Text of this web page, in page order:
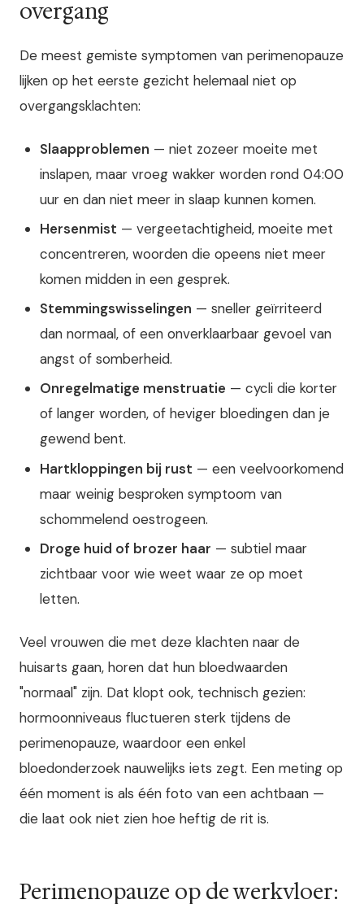
overgang
De meest gemiste symptomen van perimenopauze
lijken op het eerste gezicht helemaal niet op
overgangsklachten:
Slaapproblemen — niet zozeer moeite met
inslapen, maar vroeg wakker worden rond 04:00
uur en dan niet meer in slaap kunnen komen.
Hersenmist — vergeetachtigheid, moeite met
concentreren, woorden die opeens niet meer
komen midden in een gesprek.
Stemmingswisselingen — sneller geïrriteerd
dan normaal, of een onverklaarbaar gevoel van
angst of somberheid.
Onregelmatige menstruatie — cycli die korter
of langer worden, of heviger bloedingen dan je
gewend bent.
Hartkloppingen bij rust — een veelvoorkomend
maar weinig besproken symptoom van
schommelend oestrogeen.
Droge huid of brozer haar — subtiel maar
zichtbaar voor wie weet waar ze op moet
letten.
Veel vrouwen die met deze klachten naar de
huisarts gaan, horen dat hun bloedwaarden
"normaal" zijn. Dat klopt ook, technisch gezien:
hormoonniveaus fluctueren sterk tijdens de
perimenopauze, waardoor een enkel
bloedonderzoek nauwelijks iets zegt. Een meting op
één moment is als één foto van een achtbaan —
die laat ook niet zien hoe heftig de rit is.
Perimenopauze op de werkvloer: